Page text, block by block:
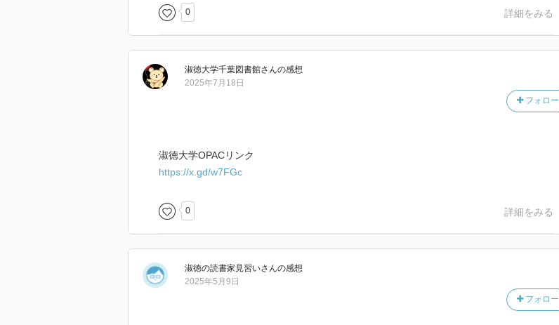
0 詳細をみる
淑徳大学千葉図書館さんの感想
フォロー
2025年7月18日
淑徳大学OPACリンク
https://x.gd/w7FGc
0 詳細をみる
淑徳の読書家見習いさんの感想
フォロー
2025年5月9日